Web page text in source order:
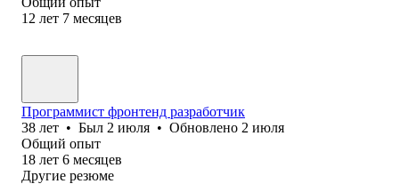
12 лет 7 месяцев
Программист фронтенд разработчик
38 лет • Был 2 июля • Обновлено 2 июля
Общий опыт
18 лет 6 месяцев
Другие резюме